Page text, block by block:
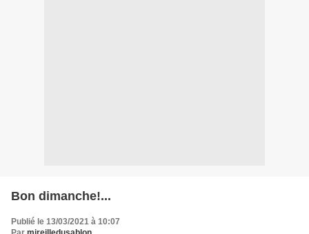
Bon dimanche!...
Publié le 13/03/2021 à 10:07